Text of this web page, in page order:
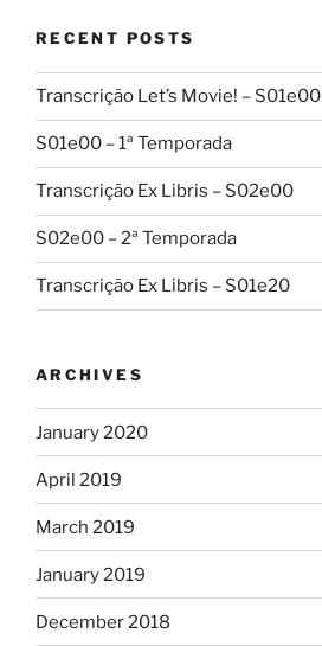
RECENT POSTS
Transcrição Let’s Movie! – S01e00
S01e00 – 1ª Temporada
Transcrição Ex Libris – S02e00
S02e00 – 2ª Temporada
Transcrição Ex Libris – S01e20
ARCHIVES
January 2020
April 2019
March 2019
January 2019
December 2018